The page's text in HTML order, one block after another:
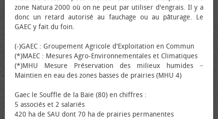
zone Natura 2000 où on ne peut par utiliser d'engrais. Il y a
donc un retard autorisé au fauchage ou au pâturage. Le
GAEC y fait du foin.
(-)GAEC : Groupement Agricole d'Exploitation en Commun
(*)MAEC : Mesures Agro-Environnementales et Climatiques
(*)MHU Mesure Préservation des milieux humides −
Maintien en eau des zones basses de prairies (MHU 4)
Gaec le Souffle de la Baie (80) en chiffres :
5 associés et 2 salariés
420 ha de SAU dont 70 ha de prairies permanentes